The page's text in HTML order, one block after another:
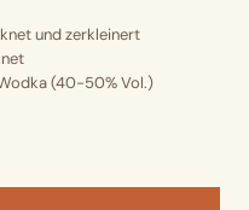
und zerkleinert
(40-50% Vol.)